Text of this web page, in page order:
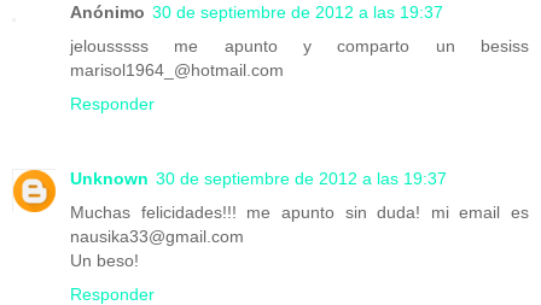
Anónimo 30 de septiembre de 2012 a las 19:37
jelousssss me apunto y comparto un besiss
marisol1964_@hotmail.com
Responder
Unknown 30 de septiembre de 2012 a las 19:37
Muchas felicidades!!! me apunto sin duda! mi email es
nausika33@gmail.com
Un beso!
Responder